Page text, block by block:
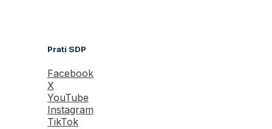
Prati SDP
Facebook
X
YouTube
Instagram
TikTok